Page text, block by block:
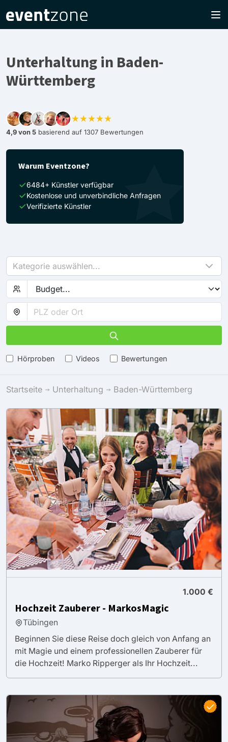
Unterhaltung in Baden-
Württemberg
★★★★★
4,9 von 5 basierend auf 1307 Bewertungen
Warum Eventzone?
6484+ Künstler verfügbar
Kostenlose und unverbindliche Anfragen
Verifizierte Künstler
Kategorie auswählen...
Hörproben Videos Bewertungen
Startseite Unterhaltung Baden-Württemberg
1.000 €
Hochzeit Zauberer - MarkosMagic
Tübingen
Beginnen Sie diese Reise doch gleich von Anfang an
mit Magie und einem professionellen Zauberer für
die Hochzeit! Marko Ripperger als Ihr Hochzeit...